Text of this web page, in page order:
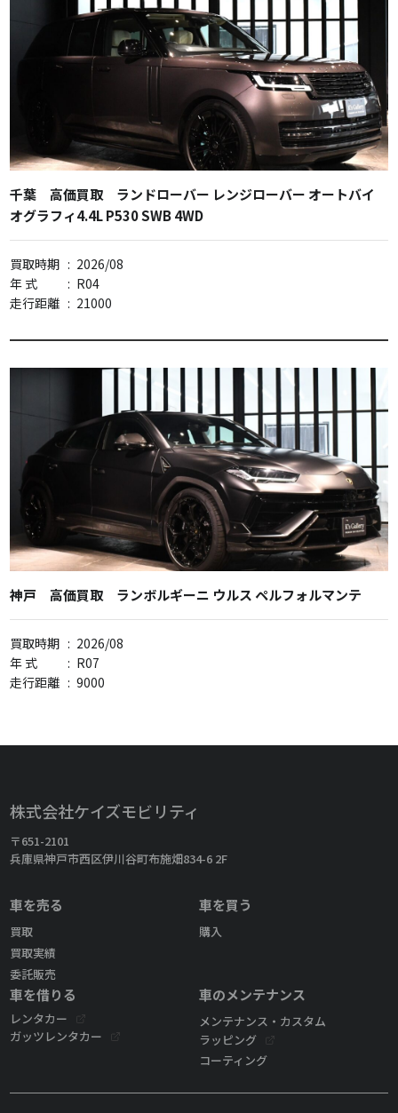
千葉 高価買取 ランドローバー レンジローバー オートバイ
オグラフィ4.4L P530 SWB 4WD
買取時期 : 2026/08
年 式
: R04
走行距離 : 21000
神戸 高価買取 ランボルギーニ ウルス ペルフォルマンテ
買取時期 : 2026/08
年 式
: R07
走行距離 : 9000
株式会社ケイズモビリティ
〒651-2101
兵庫県神戸市西区伊川谷町布施畑834-6 2F
車を売る
買取
買取実績
委託販売
車を買う
購入
車を借りる
レンタカー
ガッツレンタカー
車のメンテナンス
メンテナンス・カスタム
ラッピング
コーティング